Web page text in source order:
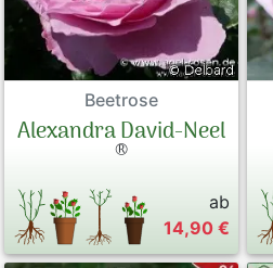
Beetrose
Alexandra David-Neel
®
ab
14,90 €